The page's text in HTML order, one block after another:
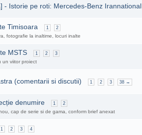
- Istorie pe roti: Mercedes-Benz Irannational
Timisoara 1 2
fotografie la inaltime, locuri inalte
MSTS 1 2 3
un viitor proiect
(comentarii si discutii) 1 2 3 38 →
denumire 1 2
cap de serie si de gama, conform brief anexat
1 2 3 4